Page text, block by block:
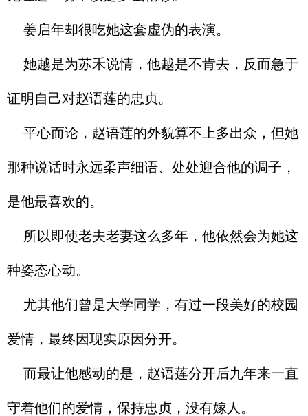
姜启年却很吃她这套虚伪的表演。
她越是为苏禾说情，他越是不肯去，反而急于
证明自己对赵语莲的忠贞。
平心而论，赵语莲的外貌算不上多出众，但她
那种说话时永远柔声细语、处处迎合他的调子，
是他最喜欢的。
所以即使老夫老妻这么多年，他依然会为她这
种姿态心动。
尤其他们曾是大学同学，有过一段美好的校园
爱情，最终因现实原因分开。
而最让他感动的是，赵语莲分开后九年来一直
守着他们的爱情，保持忠贞，没有嫁人。